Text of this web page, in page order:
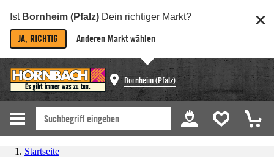
Ist Bornheim (Pfalz) Dein richtiger Markt?
JA, RICHTIG Anderen Markt wählen
Bornheim (Pfalz)
Startseite